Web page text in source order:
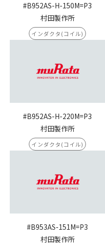
#B952AS-H-150M=P3
村田製作所
インダクタ(コイル)
#B952AS-H-220M=P3
村田製作所
インダクタ(コイル)
#B953AS-151M=P3
村田製作所